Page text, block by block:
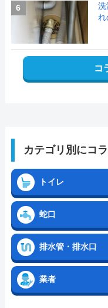
6
れ
コ
カテゴリ別にコ
トイレ
蛇口
排水管・排水口
業者